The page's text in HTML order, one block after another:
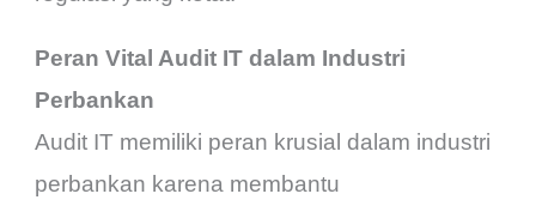
Peran Vital Audit IT dalam Industri
Perbankan
Audit IT memiliki peran krusial dalam industri
perbankan karena membantu